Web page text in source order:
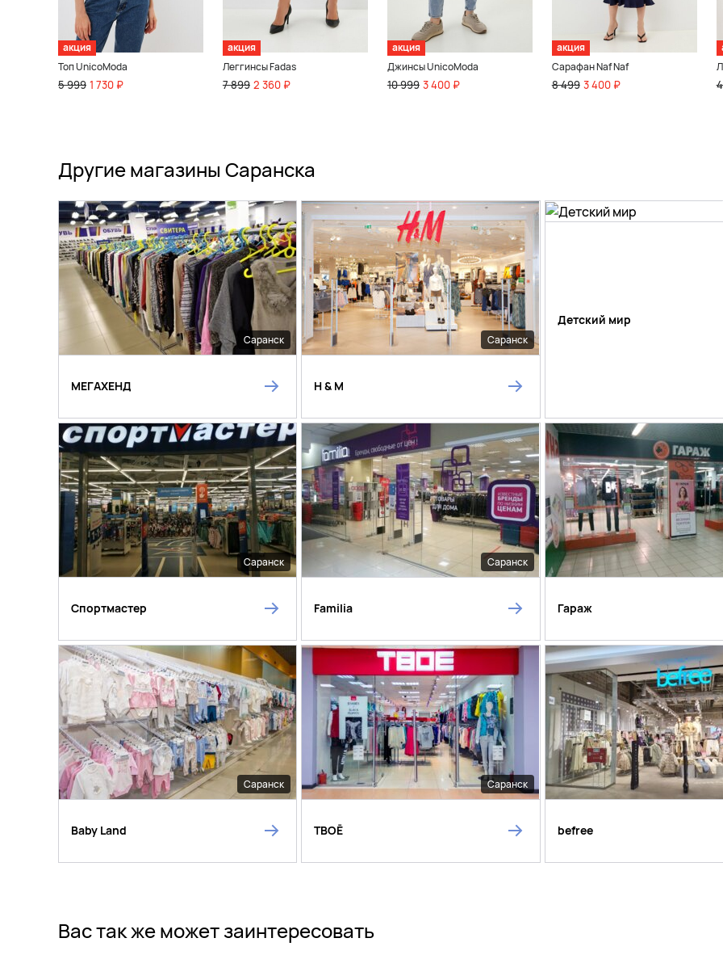
акция
Топ UnicoModa
5 999 1 730 ₽
акция
Леггинсы Fadas
7 899 2 360 ₽
акция
Джинсы UnicoModa
10 999 3 400 ₽
акция
Сарафан Naf Naf
8 499 3 400 ₽
Другие магазины Саранска
Саранск
МЕГАХЕНД
Саранск
H & M
Детский мир
Саранск
Спортмастер
Саранск
Familia Гараж
Саранск
Baby Land
Саранск
ТВОЁ befree
Вас так же может заинтересовать